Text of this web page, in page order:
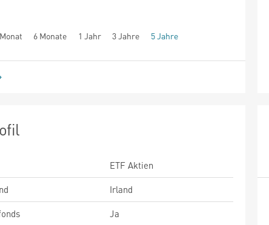
6 Monate 1 Jahr 3 Jahre 5 Jahre
ETF Aktien
Irland
Ja